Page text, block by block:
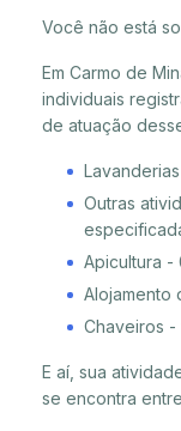
Você não está
Em Carmo de
individuais
de atuação
Outras
Apicultura -
Alojamento
Chaveiros -
E aí, sua
se encontra